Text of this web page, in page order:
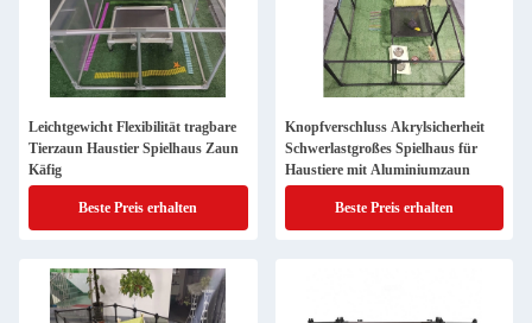
Leichtgewicht Flexibilität tragbare
Tierzaun Haustier Spielhaus Zaun
Käfig
Beste Preis erhalten
Knopfverschluss Akrylsicherheit
Schwerlastgroßes Spielhaus für
Haustiere mit Aluminiumzaun
Beste Preis erhalten